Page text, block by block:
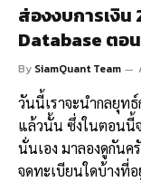
ส่องงบการเงิน
Database ตอ
By SiamQuant Team
วันนี้เราจะนำกลยุท
แล้วนั้น ซึ่งในตอนนี้จ
นั่นเอง มาลองดูกันค
จดทะเบียนใดบ้างที่